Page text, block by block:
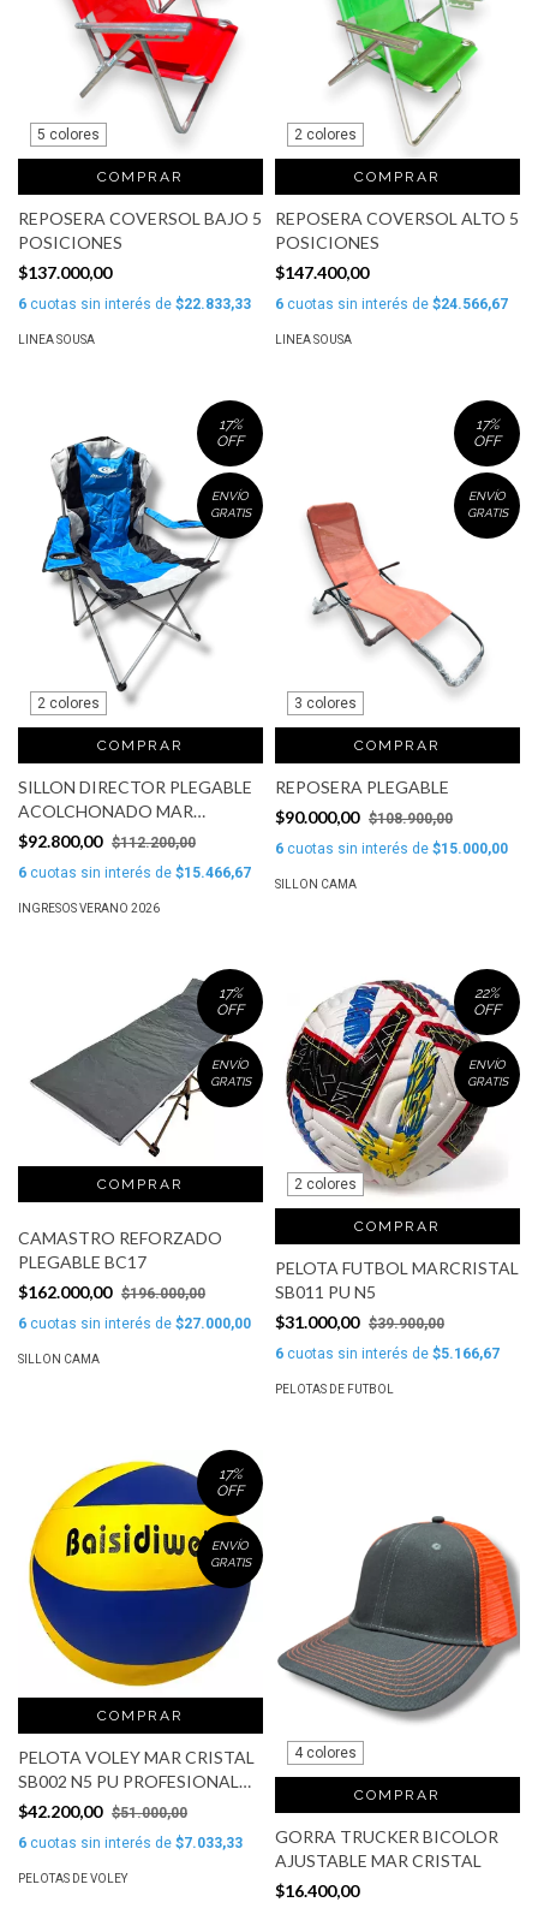
5 colores
COMPRAR
REPOSERA COVERSOL BAJO 5
POSICIONES
$137.000,00
6 cuotas sin interés de $22.833,33
LINEA SOUSA
2 colores
COMPRAR
REPOSERA COVERSOL ALTO 5
POSICIONES
$147.400,00
6 cuotas sin interés de $24.566,67
LINEA SOUSA
17%
OFF
ENVÍO
GRATIS
2 colores
COMPRAR
SILLON DIRECTOR PLEGABLE
ACOLCHONADO MAR
CRISTAL
$92.800,00 $112.200,00
6 cuotas sin interés de $15.466,67
INGRESOS VERANO 2026
17%
OFF
ENVÍO
GRATIS
3 colores
COMPRAR
REPOSERA PLEGABLE
$90.000,00 $108.900,00
6 cuotas sin interés de $15.000,00
SILLON CAMA
17%
OFF
ENVÍO
GRATIS
CAMASTRO REFORZADO
PLEGABLE BC17
$162.000,00 $196.000,00
6 cuotas sin interés de $27.000,00
SILLON CAMA
22%
OFF
ENVÍO
GRATIS
2 colores
COMPRAR
PELOTA FUTBOL MARCRISTAL
SB011 PU N5
$31.000,00 $39.900,00
6 cuotas sin interés de $5.166,67
PELOTAS DE FUTBOL
17%
OFF
ENVÍO
GRATIS
COMPRAR
PELOTA VOLEY MAR CRISTAL
SB002 N5 PU PROFESIONAL
TERMOSELLADA
$42.200,00 $51.000,00
6 cuotas sin interés de $7.033,33
PELOTAS DE VOLEY
4 colores
COMPRAR
GORRA TRUCKER BICOLOR
AJUSTABLE MAR CRISTAL
$16.400,00